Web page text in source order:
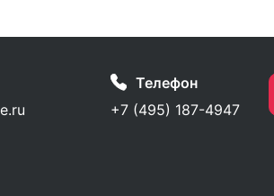
Телефон
+7 (495) 187-4947